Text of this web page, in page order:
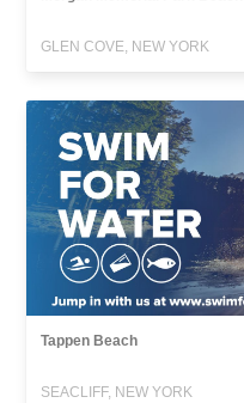
GLEN COVE, NEW YORK
Tappen Beach
SEACLIFF, NEW YORK